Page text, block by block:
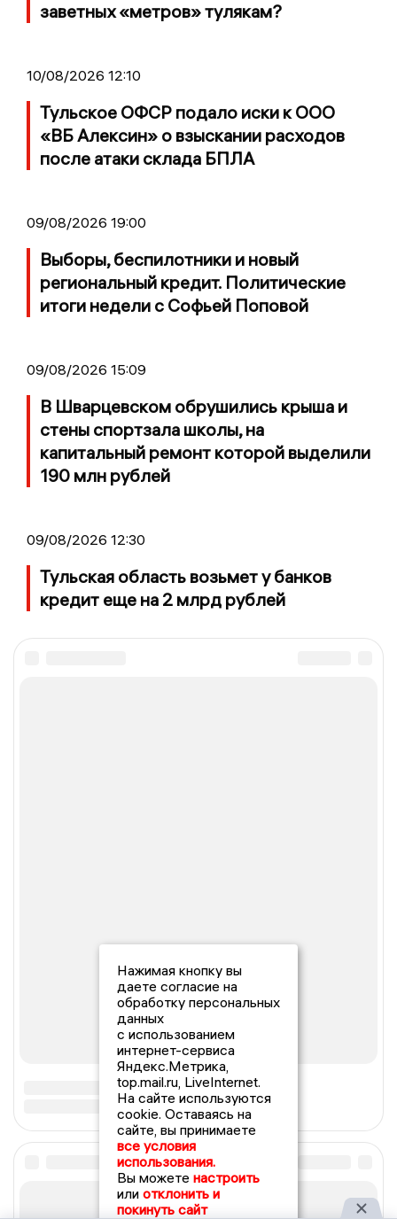
заветных «метров» тулякам?
10/08/2026 12:10
Тульское ОФСР подало иски к ООО
«ВБ Алексин» о взыскании расходов
после атаки склада БПЛА
09/08/2026 19:00
Выборы, беспилотники и новый
региональный кредит. Политические
итоги недели с Софьей Поповой
09/08/2026 15:09
В Шварцевском обрушились крыша и
стены спортзала школы, на
капитальный ремонт которой выделили
190 млн рублей
09/08/2026 12:30
Тульская область возьмет у банков
кредит еще на 2 млрд рублей
Нажимая кнопку вы
даете согласие на
обработку персональных
данных
с использованием
интернет-сервиса
Яндекс.Метрика,
top.mail.ru, LiveInternet.
На сайте используются
cookie. Оставаясь на
сайте, вы принимаете
все условия
использования.
Вы можете настроить
или отклонить и
покинуть сайт